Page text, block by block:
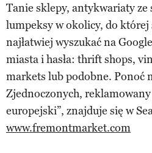
Tanie sklepy, antykwariaty
lumpeksy w okolicy, do której
najłatwiej wyszukać na
miasta i hasła: thrift shops,
markets lub podobne. Ponoć
Zjednoczonych,
europejski”, znajduje się w
www.fremontmarket.com